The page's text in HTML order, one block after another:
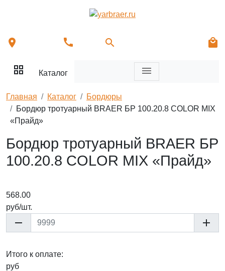
location_on call search local_mall
grid_view Каталог menu
Главная Каталог
Бордюры
Бордюр тротуарный BRAER БР 100.20.8 COLOR MIX
«Прайд»
Бордюр тротуарный BRAER БР
100.20.8 COLOR MIX «Прайд»
568.00
руб/шт.
remove add
Итого к оплате:
руб